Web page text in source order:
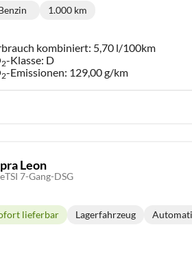
Kraftstoff: Kilometerstand:
1.000 km
kombiniert: 5,70 l/100km
2-Klasse: D
2-Emissionen: 129,00 g/km
Leon
7-Gang-DSG
Lieferzeit:
lieferbar Lagerfahrzeug